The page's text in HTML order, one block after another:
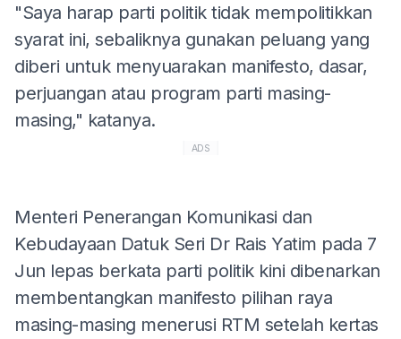
"Saya harap parti politik tidak mempolitikkan
syarat ini, sebaliknya gunakan peluang yang
diberi untuk menyuarakan manifesto, dasar,
perjuangan atau program parti masing-
masing," katanya.
ADS
Menteri Penerangan Komunikasi dan
Kebudayaan Datuk Seri Dr Rais Yatim pada 7
Jun lepas berkata parti politik kini dibenarkan
membentangkan manifesto pilihan raya
masing-masing menerusi RTM setelah kertas